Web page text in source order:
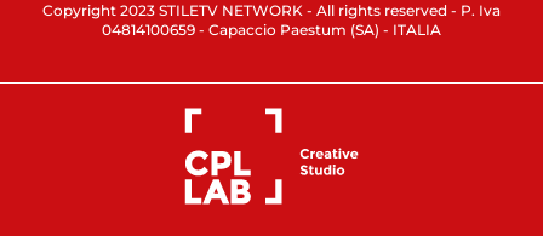
Copyright 2023 STILETV NETWORK - All rights reserved - P. Iva
04814100659 - Capaccio Paestum (SA) - ITALIA